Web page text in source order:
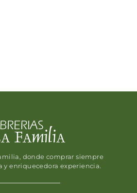
donde comprar siempre
y enriquecedora experiencia.